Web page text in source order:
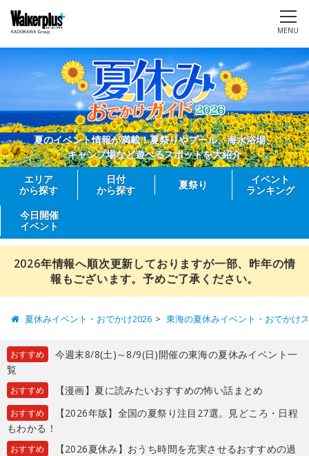
MENU
夏のイベント情報が満載！夏祭りやプール、海水浴場、
キャンプ場など遊べるスポットを大紹介
エリア
から探す
日付
から探す
夏祭り
イベント
ランキング
今日開催
イベント
2026年情報へ順次更新しておりますが一部、昨年の情
報もございます。予めご了承ください。
夏休みイベント・おでかけ2026 東海の夏休みイベント・おでかけ
おすすめ
今週末8/8(土)～8/9(日)開催の東海の夏休みイベント一
覧
おすすめ 【漫画】夏に読みたいおすすめの怖い話まとめ
おすすめ
【2026年版】全国の夏祭り注目27選。見どころ・日程
もわかる！
おすすめ
【2026夏休み】おうち時間を充実させるおすすめの過